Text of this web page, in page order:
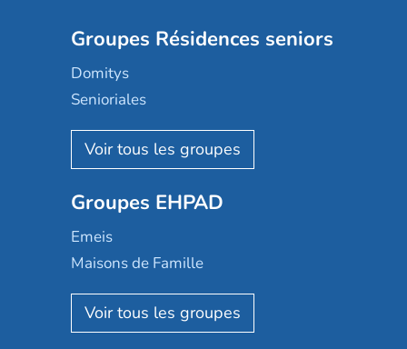
Groupes Résidences seniors
Domitys
Senioriales
Nohée
Les Résidentiels
Mobicap
Domusvi
Happy Senior
Aquarelia
Nexity edenea
Groupes EHPAD
Emeis
Maisons de Famille
Korian
Emera